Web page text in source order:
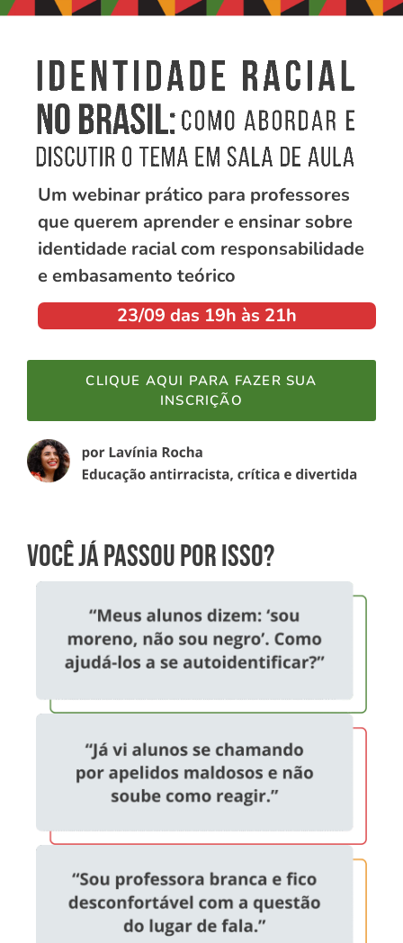
Um webinar prático para professores
que querem aprender e ensinar sobre
identidade racial com responsabilidade
e embasamento teórico
23/09 das 19h às 21h
CLIQUE AQUI PARA FAZER SUA
INSCRIÇÃO
Você já passou por isso?